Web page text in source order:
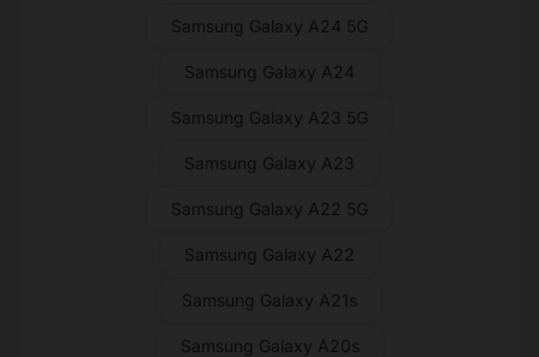
Samsung Galaxy A24 5G
Samsung Galaxy A24
Samsung Galaxy A23 5G
Samsung Galaxy A23
Samsung Galaxy A22 5G
Samsung Galaxy A22
Samsung Galaxy A21s
Samsung Galaxy A20s